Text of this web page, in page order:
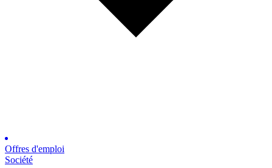
Offres d'emploi
Société